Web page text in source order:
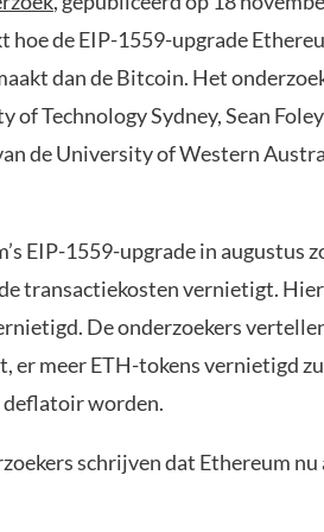
hoe de EIP-1559-upgrade
dan de Bitcoin. Het
of Technology Sydney, Sean
de University of Western
EIP-1559-upgrade in augustus
transactiekosten vernietigt.
De onderzoekers
er meer ETH-tokens vernietigd
deflatoir worden.
schrijven dat Ethereum